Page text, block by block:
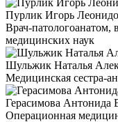
Пурлик Игорь
Врач-патологоанатом,
медицинских наук
Шульжик Наталья
Медицинская сестра-
Герасимова Антонида
Операционная